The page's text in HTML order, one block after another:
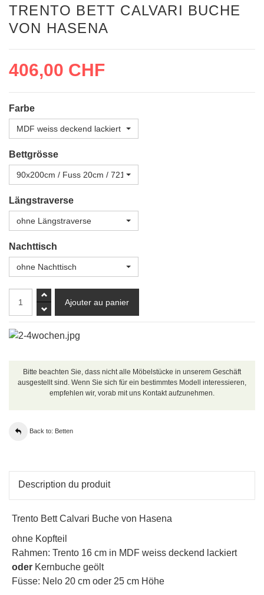
TRENTO BETT CALVARI BUCHE
VON HASENA
406,00 CHF
Farbe
MDF weiss deckend lackiert
Bettgrösse
90x200cm / Fuss 20cm / 7217.2122
Längstraverse
ohne Längstraverse
Nachttisch
ohne Nachttisch
Bitte beachten Sie, dass nicht alle Möbelstücke in unserem Geschäft
ausgestellt sind. Wenn Sie sich für ein bestimmtes Modell interessieren,
empfehlen wir, vorab mit uns Kontakt aufzunehmen.
Back to: Betten
Description du produit
Trento Bett Calvari Buche von Hasena
ohne Kopfteil
Rahmen: Trento 16 cm in MDF weiss deckend lackiert
oder Kernbuche geölt
Füsse: Nelo 20 cm oder 25 cm Höhe